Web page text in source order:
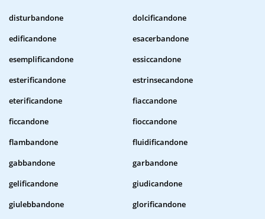
disturbandone
dolcificandone
edificandone
esacerbandone
esemplificandone
essiccandone
esterificandone
estrinsecandone
eterificandone
fiaccandone
ficcandone
fioccandone
flambandone
fluidificandone
gabbandone
garbandone
gelificandone
giudicandone
giulebbandone
glorificandone